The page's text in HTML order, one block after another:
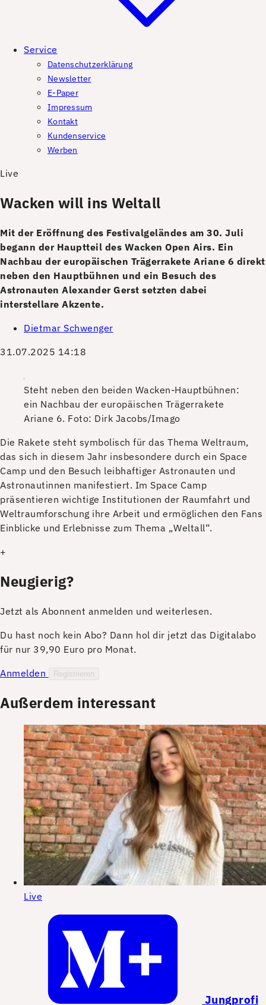
Service
Datenschutzerklärung
Newsletter
E-Paper
Impressum
Kontakt
Kundenservice
Werben
Live
Wacken will ins Weltall
Mit der Eröffnung des Festivalgeländes am 30. Juli
begann der Hauptteil des Wacken Open Airs. Ein
Nachbau der europäischen Trägerrakete Ariane 6 direkt
neben den Hauptbühnen und ein Besuch des
Astronauten Alexander Gerst setzten dabei
interstellare Akzente.
Dietmar Schwenger
31.07.2025 14:18
Steht neben den beiden Wacken-Hauptbühnen:
ein Nachbau der europäischen Trägerrakete
Ariane 6. Foto: Dirk Jacobs/Imago
Die Rakete steht symbolisch für das Thema Weltraum,
das sich in diesem Jahr insbesondere durch ein Space
Camp und den Besuch leibhaftiger Astronauten und
Astronautinnen manifestiert. Im Space Camp
präsentieren wichtige Institutionen der Raumfahrt und
Weltraumforschung ihre Arbeit und ermöglichen den Fans
Einblicke und Erlebnisse zum Thema „Weltall“.
+
Neugierig?
Jetzt als Abonnent anmelden und weiterlesen.
Du hast noch kein Abo? Dann hol dir jetzt das Digitalabo
für nur 39,90 Euro pro Monat.
Anmelden
Registrieren
Außerdem interessant
Live
Jungprofi